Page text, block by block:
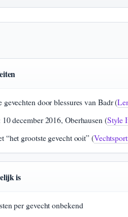
door blessures van Badr (
10 december 2016, Oberhausen (Style
“het grootste gevecht ooit” (
is
per gevecht onbekend